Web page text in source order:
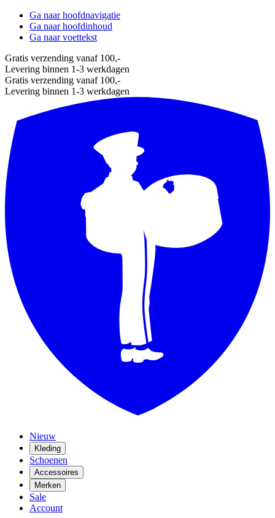
Ga naar hoofdnavigatie
Ga naar hoofdinhoud
Ga naar voettekst
Gratis verzending vanaf 100,-
Levering binnen 1-3 werkdagen
Gratis verzending vanaf 100,-
Levering binnen 1-3 werkdagen
Nieuw
Kleding
Schoenen
Accessoires
Merken
Sale
Account